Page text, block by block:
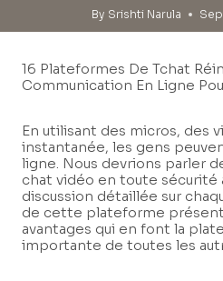
By Srishti Narula
16 Plateformes De Tchat
Communication En Ligne
En utilisant des micros, des
instantanée, les gens
ligne. Nous devrions parler
chat vidéo en toute sécurité
discussion détaillée sur
de cette plateforme
avantages qui en font la
importante de toutes les